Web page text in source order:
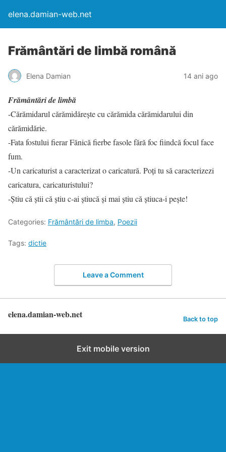
elena.damian-web.net
Frământări de limbă română
Elena Damian 14 ani ago
Frământări de limbă
-Cărămidarul cărămidărește cu cărămida cărămidarului din
cărămidărie.
-Fata fostului fierar Fănică fierbe fasole fără foc fiindcă focul face
fum.
-Un caricaturist a caracterizat o caricatură. Poți tu să caracterizezi
caricatura, caricaturistului?
-Știu că știi că știu c-ai știucă și mai știu că știuca-i pește!
Categories: Frământări de limba, Poezii
Tags: dictie
Leave a Comment
elena.damian-web.net Back to top
Exit mobile version